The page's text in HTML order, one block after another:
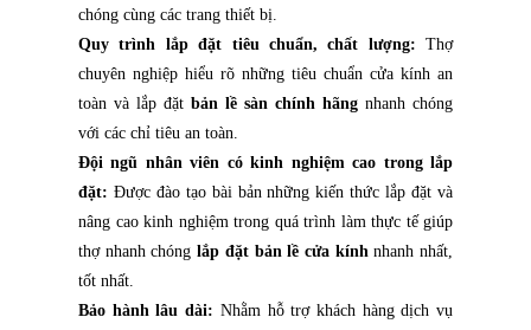
chóng cùng các trang thiết bị.
Quy trình lắp đặt tiêu chuẩn, chất lượng: Thợ
chuyên nghiệp hiểu rõ những tiêu chuẩn cửa kính an
toàn và lắp đặt bản lề sàn chính hãng nhanh chóng
với các chỉ tiêu an toàn.
Đội ngũ nhân viên có kinh nghiệm cao trong lắp
đặt: Được đào tạo bài bản những kiến thức lắp đặt và
nâng cao kinh nghiệm trong quá trình làm thực tế giúp
thợ nhanh chónglắp đặt bản lề cửa kínhnhanh nhất,
tốt nhất.
Bảo hành lâu dài: Nhằm hỗ trợ khách hàng dịch vụ